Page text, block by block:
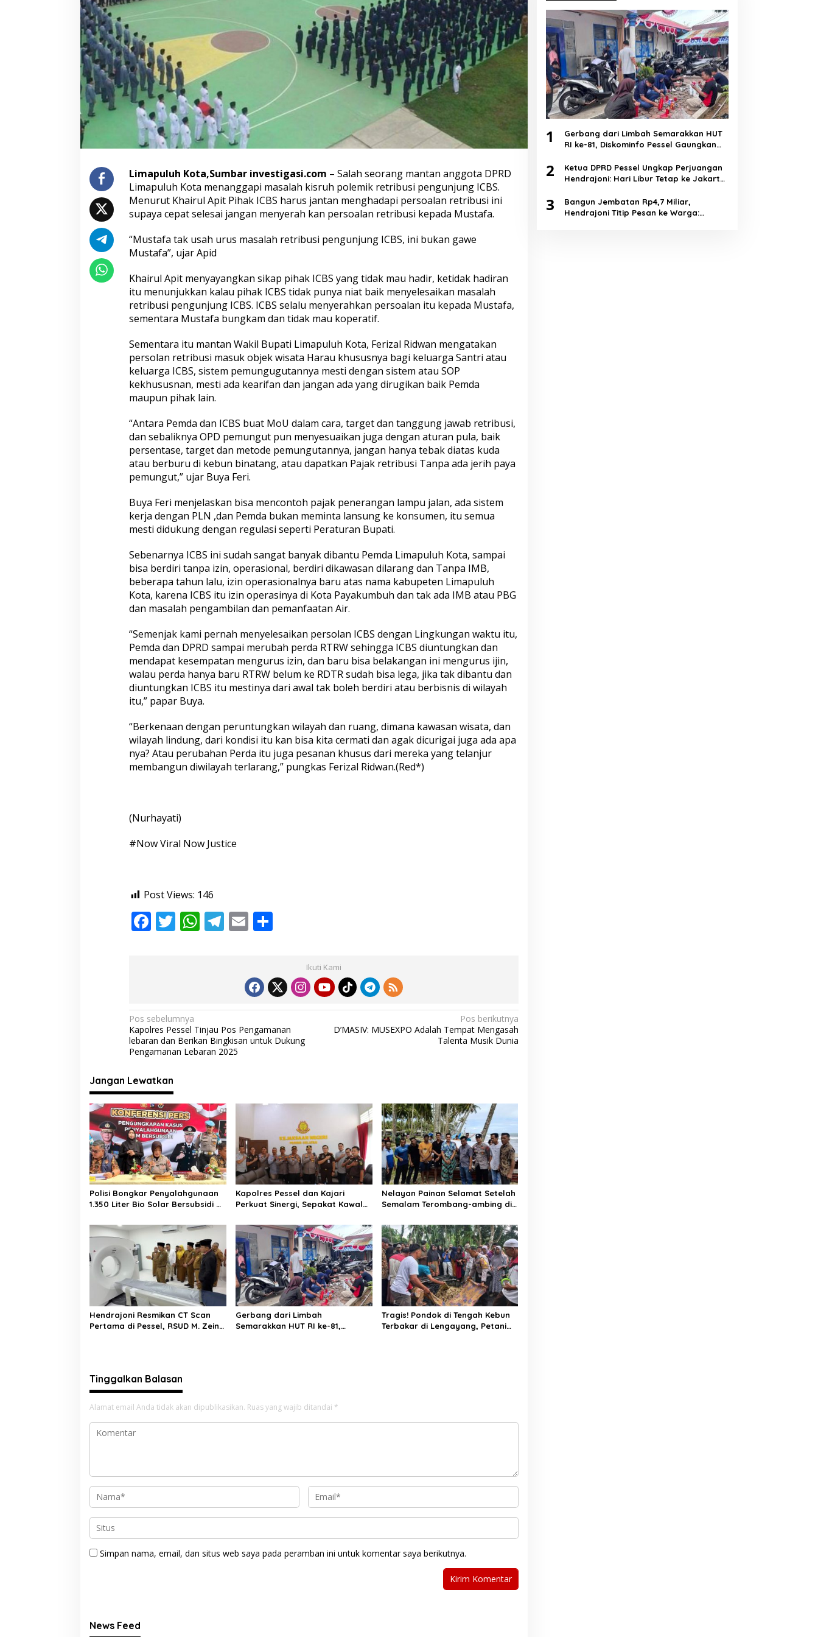
n
k
a
p
S
o
a
l
I
z
n
d
a
n
R
r
i
u
s
i
Limapuluh Kota,Sumbar investigasi.com – Salah seorang mantan anggota DPRD
Limapuluh Kota menanggapi masalah kisruh polemik retribusi pengunjung ICBS.
Menurut Khairul Apit Pihak ICBS harus jantan menghadapi persoalan retribusi ini
supaya cepat selesai jangan menyerah kan persoalan retribusi kepada Mustafa.
“Mustafa tak usah urus masalah retribusi pengunjung ICBS, ini bukan gawe
Mustafa”, ujar Apid
Khairul Apit menyayangkan sikap pihak ICBS yang tidak mau hadir, ketidak hadiran
itu menunjukkan kalau pihak ICBS tidak punya niat baik menyelesaikan masalah
retribusi pengunjung ICBS. ICBS selalu menyerahkan persoalan itu kepada Mustafa,
sementara Mustafa bungkam dan tidak mau koperatif.
Sementara itu mantan Wakil Bupati Limapuluh Kota, Ferizal Ridwan mengatakan
persolan retribusi masuk objek wisata Harau khususnya bagi keluarga Santri atau
keluarga ICBS, sistem pemungugutannya mesti dengan sistem atau SOP
kekhususnan, mesti ada kearifan dan jangan ada yang dirugikan baik Pemda
maupun pihak lain.
“Antara Pemda dan ICBS buat MoU dalam cara, target dan tanggung jawab retribusi,
dan sebaliknya OPD pemungut pun menyesuaikan juga dengan aturan pula, baik
persentase, target dan metode pemungutannya, jangan hanya tebak diatas kuda
atau berburu di kebun binatang, atau dapatkan Pajak retribusi Tanpa ada jerih paya
pemungut,” ujar Buya Feri.
Buya Feri menjelaskan bisa mencontoh pajak penerangan lampu jalan, ada sistem
kerja dengan PLN ,dan Pemda bukan meminta lansung ke konsumen, itu semua
mesti didukung dengan regulasi seperti Peraturan Bupati.
Sebenarnya ICBS ini sudah sangat banyak dibantu Pemda Limapuluh Kota, sampai
bisa berdiri tanpa izin, operasional, berdiri dikawasan dilarang dan Tanpa IMB,
beberapa tahun lalu, izin operasionalnya baru atas nama kabupeten Limapuluh
Kota, karena ICBS itu izin operasinya di Kota Payakumbuh dan tak ada IMB atau PBG
dan masalah pengambilan dan pemanfaatan Air.
“Semenjak kami pernah menyelesaikan persolan ICBS dengan Lingkungan waktu itu,
Pemda dan DPRD sampai merubah perda RTRW sehingga ICBS diuntungkan dan
mendapat kesempatan mengurus izin, dan baru bisa belakangan ini mengurus ijin,
walau perda hanya baru RTRW belum ke RDTR sudah bisa lega, jika tak dibantu dan
diuntungkan ICBS itu mestinya dari awal tak boleh berdiri atau berbisnis di wilayah
itu,” papar Buya.
“Berkenaan dengan peruntungkan wilayah dan ruang, dimana kawasan wisata, dan
wilayah lindung, dari kondisi itu kan bisa kita cermati dan agak dicurigai juga ada apa
nya? Atau perubahan Perda itu juga pesanan khusus dari mereka yang telanjur
membangun diwilayah terlarang,” pungkas Ferizal Ridwan.(Red*)
(Nurhayati)
#Now Viral Now Justice
Post Views: 146
F
o
k
T W
p
p
T
m
E
l
S
e Ikuti Kami
N
a
v
i
g
a
s
i
p
o
s
Pos sebelumnya
Kapolres Pessel Tinjau Pos Pengamanan
lebaran dan Berikan Bingkisan untuk Dukung
Pengamanan Lebaran 2025
Pos berikutnya
D’MASIV: MUSEXPO Adalah Tempat Mengasah
Talenta Musik Dunia
Jangan Lewatkan
Polisi Bongkar Penyalahgunaan
1.350 Liter Bio Solar Bersubsidi di
Diamankan
Kapolres Pessel dan Kajari
Perkuat Sinergi, Sepakat Kawal
Profesional
Nelayan Painan Selamat Setelah
Semalam Terombang-ambing di
Selatan
Hendrajoni Resmikan CT Scan
Pertama di Pessel, RSUD M. Zein
Gerbang dari Limbah
Semarakkan HUT RI ke-81,
Tragis! Pondok di Tengah Kebun
Terbakar di Lengayang, Petani
Tinggalkan Balasan
Alamat email Anda tidak akan dipublikasikan. Ruas yang wajib ditandai *
Simpan nama, email, dan situs web saya pada peramban ini untuk komentar saya berikutnya.
News Feed
1
Gerbang dari Limbah Semarakkan HUT
RI ke-81, Diskominfo Pessel Gaungkan
2
Ketua DPRD Pessel Ungkap Perjuangan
Hendrajoni: Hari Libur Tetap ke Jakarta
3
Bangun Jembatan Rp4,7 Miliar,
Hendrajoni Titip Pesan ke Warga: